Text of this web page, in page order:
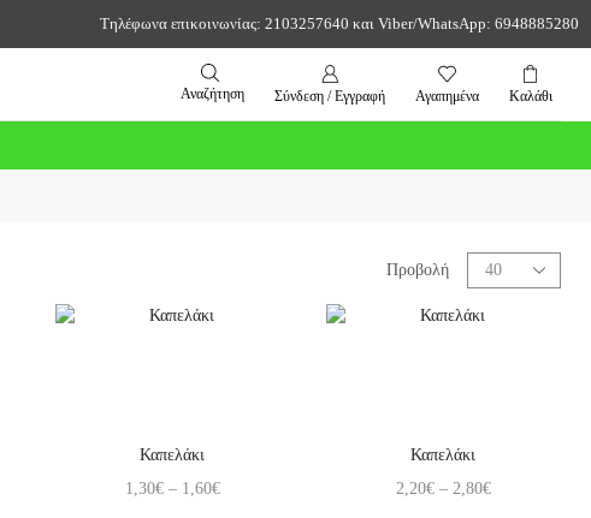
Τηλέφωνα επικοινωνίας: 2103257640 και Viber/WhatsApp: 6948885280
Αναζήτηση Σύνδεση / Εγγραφή Αγαπημένα Καλάθι
Προβολή
Καπελάκι
1,30€ – 1,60€
Καπελάκι
2,20€ – 2,80€